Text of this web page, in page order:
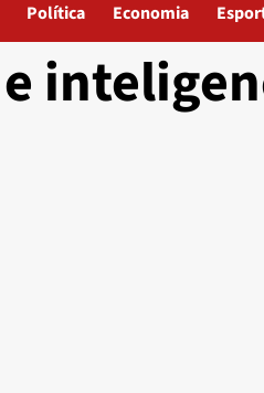
Política Economia